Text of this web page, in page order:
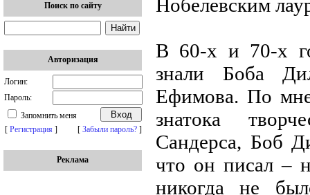
Поиск по сайту
Авторизация
Логин:
Пароль:
Запомнить меня
[ Регистрация ] [ Забыли пароль? ]
Реклама
Нобелевским
В 60-х и 70-х
знали Боба
Ефимова. По
знатока
Сандерса, Боб
что он писал –
никогда не